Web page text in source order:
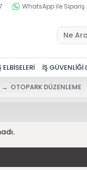
WhatsApp ile Sipariş
ELBİSELERİ İŞ GÜVENLİĞİ
OTOPARK DÜZENLEME